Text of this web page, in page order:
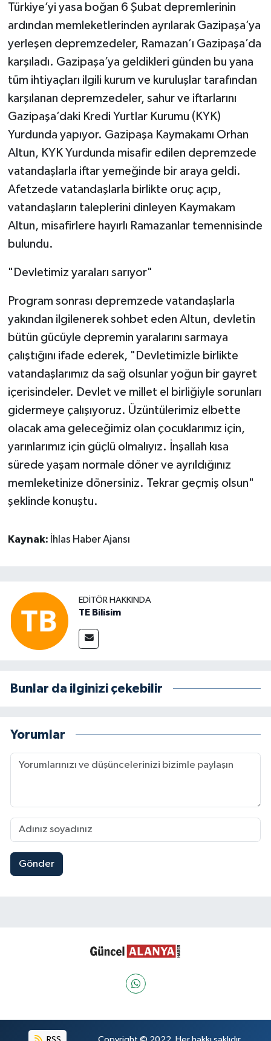
Türkiye’yi yasa boğan 6 Şubat depremlerinin
ardından memleketlerinden ayrılarak Gazipaşa’ya
yerleşen depremzedeler, Ramazan’ı Gazipaşa’da
karşıladı. Gazipaşa’ya geldikleri günden bu yana
tüm ihtiyaçları ilgili kurum ve kuruluşlar tarafından
karşılanan depremzedeler, sahur ve iftarlarını
Gazipaşa’daki Kredi Yurtlar Kurumu (KYK)
Yurdunda yapıyor. Gazipaşa Kaymakamı Orhan
Altun, KYK Yurdunda misafir edilen depremzede
vatandaşlarla iftar yemeğinde bir araya geldi.
Afetzede vatandaşlarla birlikte oruç açıp,
vatandaşların taleplerini dinleyen Kaymakam
Altun, misafirlere hayırlı Ramazanlar temennisinde
bulundu.
"Devletimiz yaraları sarıyor"
Program sonrası depremzede vatandaşlarla
yakından ilgilenerek sohbet eden Altun, devletin
bütün gücüyle depremin yaralarını sarmaya
çalıştığını ifade ederek, "Devletimizle birlikte
vatandaşlarımız da sağ olsunlar yoğun bir gayret
içerisindeler. Devlet ve millet el birliğiyle sorunları
gidermeye çalışıyoruz. Üzüntülerimiz elbette
olacak ama geleceğimiz olan çocuklarımız için,
yarınlarımız için güçlü olmalıyız. İnşallah kısa
sürede yaşam normale döner ve ayrıldığınız
memleketinize dönersiniz. Tekrar geçmiş olsun"
şeklinde konuştu.
Kaynak: İhlas Haber Ajansı
EDITÖR HAKKINDA
TE Bilisim
Bunlar da ilginizi çekebilir
Yorumlar
Gönder